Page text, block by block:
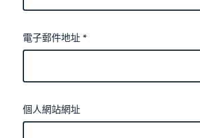
電子郵件地址*
個人網站網址